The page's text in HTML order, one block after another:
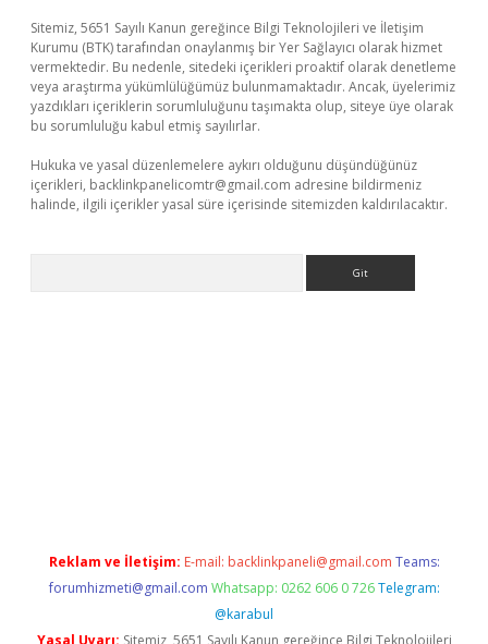
Sitemiz, 5651 Sayılı Kanun gereğince Bilgi Teknolojileri ve İletişim
Kurumu (BTK) tarafından onaylanmış bir Yer Sağlayıcı olarak hizmet
vermektedir. Bu nedenle, sitedeki içerikleri proaktif olarak denetleme
veya araştırma yükümlülüğümüz bulunmamaktadır. Ancak, üyelerimiz
yazdıkları içeriklerin sorumluluğunu taşımakta olup, siteye üye olarak
bu sorumluluğu kabul etmiş sayılırlar.
Hukuka ve yasal düzenlemelere aykırı olduğunu düşündüğünüz
içerikleri, backlinkpanelicomtr@gmail.com adresine bildirmeniz
halinde, ilgili içerikler yasal süre içerisinde sitemizden kaldırılacaktır.
Reklam ve İletişim: E-mail: backlinkpaneli@gmail.com Teams:
forumhizmeti@gmail.com Whatsapp: 0262 606 0 726 Telegram:
@karabul
Yasal Uyarı: Sitemiz, 5651 Sayılı Kanun gereğince Bilgi Teknolojileri